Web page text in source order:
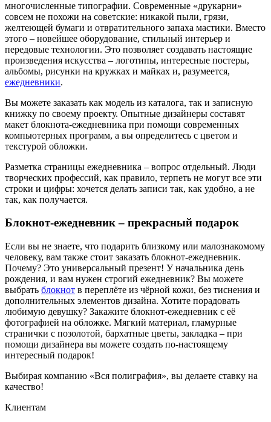
многочисленные типографии. Современные «друкарни»
совсем не похожи на советские: никакой пыли, грязи,
желтеющей бумаги и отвратительного запаха мастики. Вместо
этого – новейшее оборудование, стильный интерьер и
передовые технологии. Это позволяет создавать настоящие
произведения искусства – логотипы, интересные постеры,
альбомы, рисунки на кружках и майках и, разумеется,
ежедневники.
Вы можете заказать как модель из каталога, так и записную
книжку по своему проекту. Опытные дизайнеры составят
макет блокнота-ежедневника при помощи современных
компьютерных программ, а вы определитесь с цветом и
текстурой обложки.
Разметка страницы ежедневника – вопрос отдельный. Люди
творческих профессий, как правило, терпеть не могут все эти
строки и цифры: хочется делать записи так, как удобно, а не
так, как получается.
Блокнот-ежедневник – прекрасный подарок
Если вы не знаете, что подарить близкому или малознакомому
человеку, вам также стоит заказать блокнот-ежедневник.
Почему? Это универсальный презент! У начальника день
рождения, и вам нужен строгий ежедневник? Вы можете
выбрать блокнот в переплёте из чёрной кожи, без тиснения и
дополнительных элементов дизайна. Хотите порадовать
любимую девушку? Закажите блокнот-ежедневник с её
фотографией на обложке. Мягкий материал, гламурные
странички с позолотой, бархатные цветы, закладка – при
помощи дизайнера вы можете создать по-настоящему
интересный подарок!
Выбирая компанию «Вся полиграфия», вы делаете ставку на
качество!
Клиентам